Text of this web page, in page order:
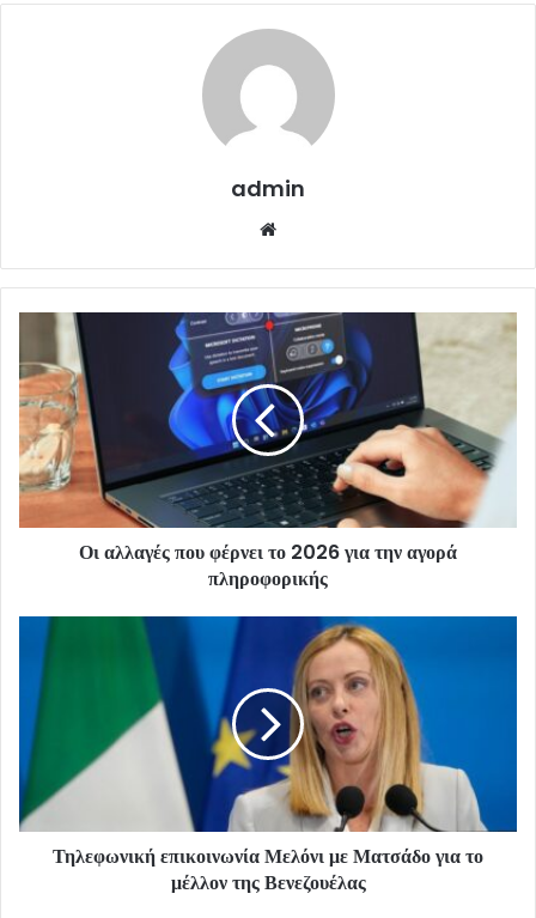
admin
Οι αλλαγές που φέρνει το 2026 για την αγορά
πληροφορικής
Τηλεφωνική επικοινωνία Μελόνι με Ματσάδο για το
μέλλον της Βενεζουέλας